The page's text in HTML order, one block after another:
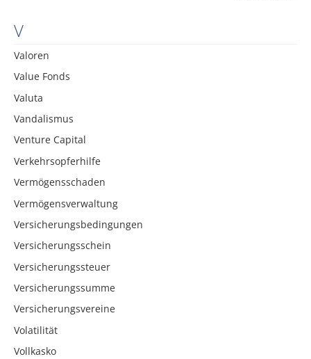
V
Valoren
Value Fonds
Valuta
Vandalismus
Venture Capital
Verkehrsopferhilfe
Vermögensschaden
Vermögensverwaltung
Versicherungsbedingungen
Versicherungsschein
Versicherungssteuer
Versicherungssumme
Versicherungsvereine
Volatilität
Vollkasko